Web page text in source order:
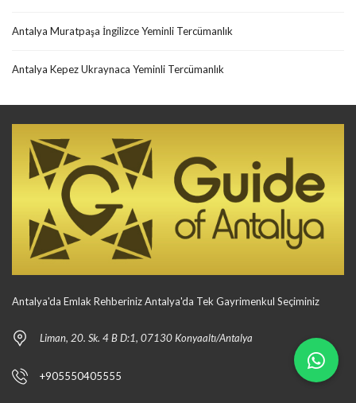
Antalya Muratpaşa İngilizce Yeminli Tercümanlık
Antalya Kepez Ukraynaca Yeminli Tercümanlık
Antalya'da Emlak Rehberiniz Antalya'da Tek Gayrimenkul Seçiminiz
Liman, 20. Sk. 4 B D:1, 07130 Konyaaltı/Antalya
+905550405555